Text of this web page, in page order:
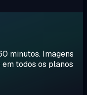
minutos. Imagens
em todos os planos